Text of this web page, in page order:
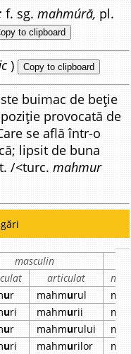
f. sg. mahmúră, pl.
to clipboard
) Copy to clipboard
buimac de beție
provocată de
se află într-o
lipsit de buna
/<turc.mahmur
masculin
articulat
ur mahmurul
uri mahmurii
ur mahmurului
uri mahmurilor